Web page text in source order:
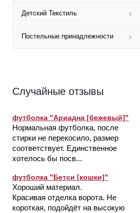
Детский Текстиль
Постельные принадлежности
Случайные отзывы
футболка "Ариадна [бежевый]"
Нормальная футболка, после
стирки не перекосило, размер
соответствует. Единственное
хотелось бы посв...
футболка "Бетси [кошки]"
Хороший материал.
Красивая отделка ворота. Не
короткая, подойдёт на высокую